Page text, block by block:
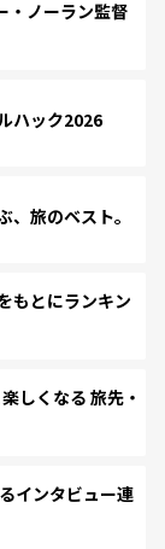
・ノーラン監督
ハック2026
旅のベスト。
もとにランキン
しくなる 旅先・
インタビュー連